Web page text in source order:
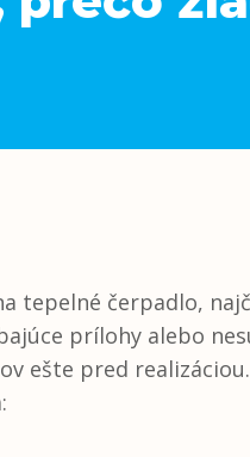
tepelné čerpadlo,
prílohy alebo
ešte pred